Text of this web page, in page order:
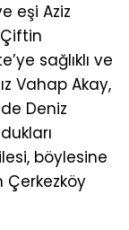
eşi Aziz
sağlıklı ve
Vahap Akay,
Deniz
böylesine